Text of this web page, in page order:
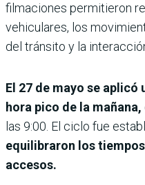
filmaciones permitieron
vehiculares, los
del tránsito y la
El 27 de mayo se aplicó
hora pico de la mañana,
las 9:00. El ciclo fue
equilibraron los
accesos.